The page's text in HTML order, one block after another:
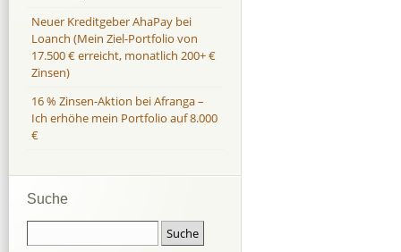
Neuer Kreditgeber AhaPay bei
Loanch (Mein Ziel-Portfolio von
17.500 € erreicht, monatlich 200+ €
Zinsen)
16 % Zinsen-Aktion bei Afranga –
Ich erhöhe mein Portfolio auf 8.000
€
Suche